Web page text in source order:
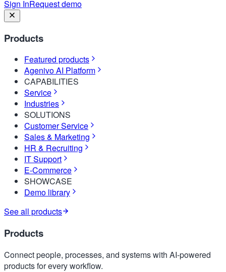
Sign InRequest demo
Products
Featured products
Agenivo AI Platform
CAPABILITIES
Service
Industries
SOLUTIONS
Customer Service
Sales & Marketing
HR & Recruiting
IT Support
E-Commerce
SHOWCASE
Demo library
See all products
Products
Connect people, processes, and systems with AI-powered
products for every workflow.